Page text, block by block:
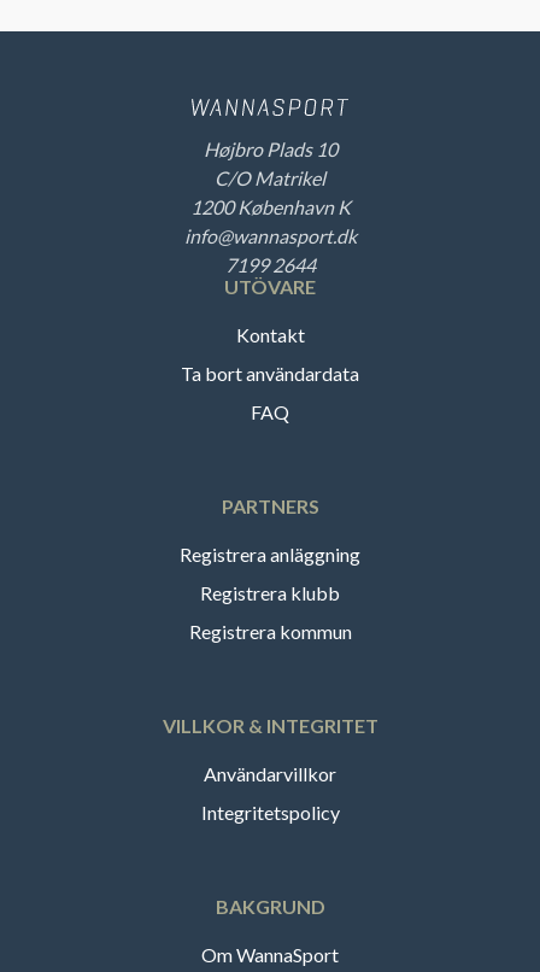
Højbro Plads 10
C/O Matrikel
1200 København K
info@wannasport.dk
7199 2644
UTÖVARE
Kontakt
Ta bort användardata
FAQ
PARTNERS
Registrera anläggning
Registrera klubb
Registrera kommun
VILLKOR & INTEGRITET
Användarvillkor
Integritetspolicy
BAKGRUND
Om WannaSport